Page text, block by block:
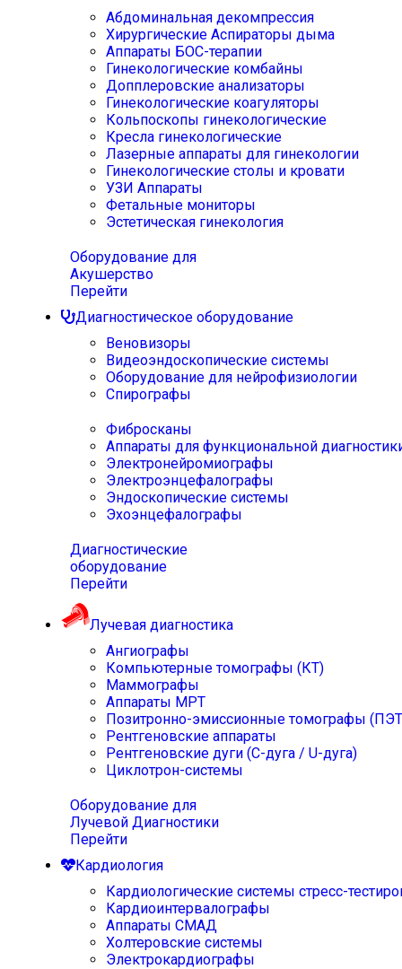
Абдоминальная декомпрессия
Хирургические Аспираторы дыма
Аппараты БОС-терапии
Гинекологические комбайны
Допплеровские анализаторы
Гинекологические коагуляторы
Кольпоскопы гинекологические
Кресла гинекологические
Лазерные аппараты для гинекологии
Гинекологические столы и кровати
УЗИ Аппараты
Фетальные мониторы
Эстетическая гинекология
Оборудование для
Акушерство
Перейти
Диагностическое оборудование
Веновизоры
Видеоэндоскопические системы
Оборудование для нейрофизиологии
Спирографы
Фибросканы
Аппараты для функциональной
Электронейромиографы
Электроэнцефалографы
Эндоскопические системы
Эхоэнцефалографы
Диагностические
оборудование
Перейти
Лучевая диагностика
Ангиографы
Компьютерные томографы (КТ)
Маммографы
Аппараты МРТ
Позитронно-эмиссионные томографы
Рентгеновские аппараты
Рентгеновские дуги (С-дуга / U-дуга)
Циклотрон-системы
Оборудование для
Лучевой Диагностики
Перейти
Кардиология
Кардиологические системы стресс-
Кардиоинтервалографы
Аппараты СМАД
Холтеровские системы
Электрокардиографы